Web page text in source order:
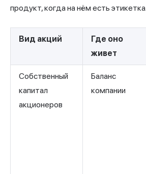
продукт, когда на нём есть этикетка.
Вид акций
Где оно
живет
Собственный
капитал
акционеров
Баланс
компании